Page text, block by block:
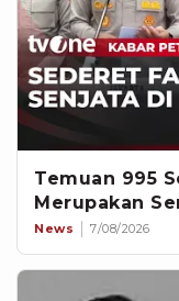
Temuan 995
Merupakan
News 7/08/2026